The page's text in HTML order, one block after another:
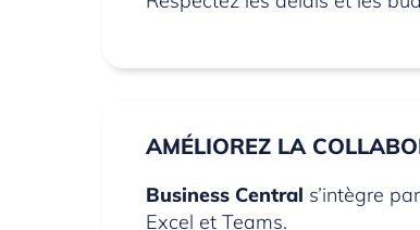
AMÉLIOREZ LA
Business Central s’intègre
Excel et Teams.